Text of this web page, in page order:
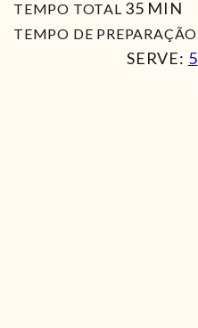
TEMPO TOTAL 35MIN
MIN
TEMPO DE PREPARAÇÃO
SERVE: 5